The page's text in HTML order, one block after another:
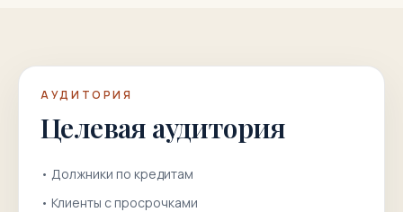
АУДИТОРИЯ
Целевая аудитория
• Должники по кредитам
• Клиенты с просрочками